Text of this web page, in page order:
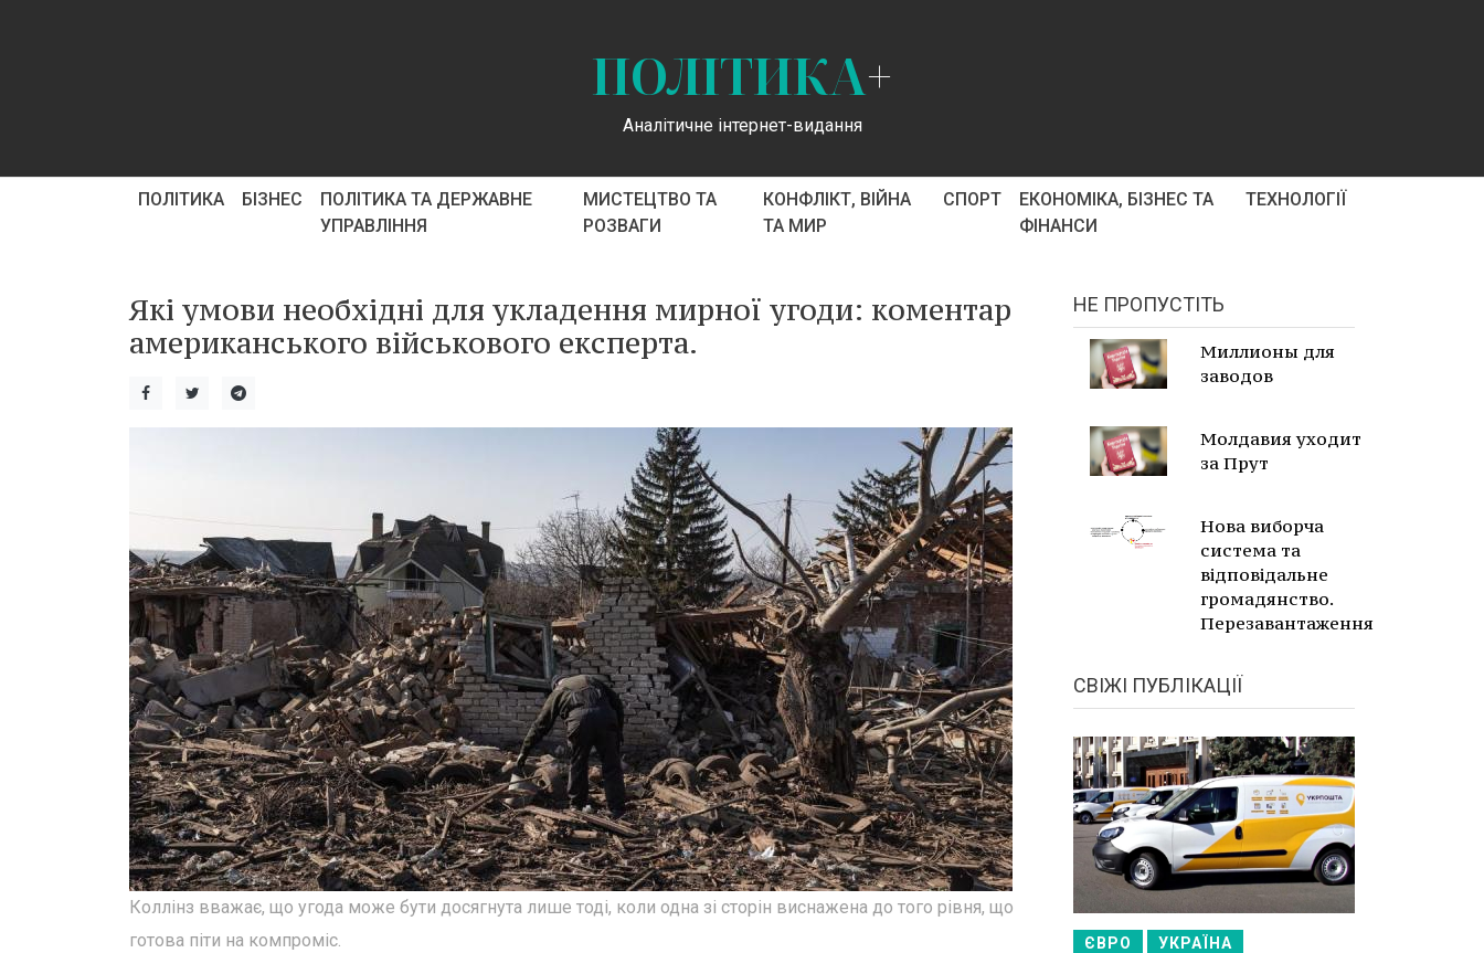
ПОЛІТИКА+
Аналітичне інтернет-видання
ПОЛІТИКА БІЗНЕС
ПОЛІТИКА ТА ДЕРЖАВНЕ
УПРАВЛІННЯ
МИСТЕЦТВО ТА
РОЗВАГИ
КОНФЛІКТ, ВІЙНА
ТА МИР
СПОРТ
ЕКОНОМІКА, БІЗНЕС ТА
ФІНАНСИ
ТЕХНОЛОГІЇ
Які умови необхідні для укладення мирної угоди: коментар
американського військового експерта.
Коллінз вважає, що угода може бути досягнута лише тоді, коли одна зі сторін виснажена до того рівня, що
готова піти на компроміс.
НЕ ПРОПУСТІТЬ
Миллионы для
заводов
Молдавия уходит
за Прут
Нова виборча
система та
відповідальне
громадянство.
Перезавантаження
СВІЖІ ПУБЛІКАЦІЇ
ЄВРО УКРАЇНА